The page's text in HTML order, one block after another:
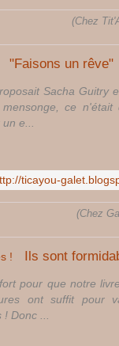
(Chez
"Faisons un rêve"
Sacha Guitry
ce n'était
e...
ticayou-
(Chez
Ils sont
pour que notre
ont suffit pour
Donc ...